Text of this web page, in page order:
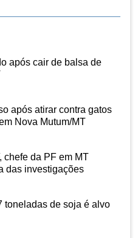
após cair de balsa de
após atirar contra gatos
Nova Mutum/MT
chefe da PF em MT
das investigações
toneladas de soja é alvo